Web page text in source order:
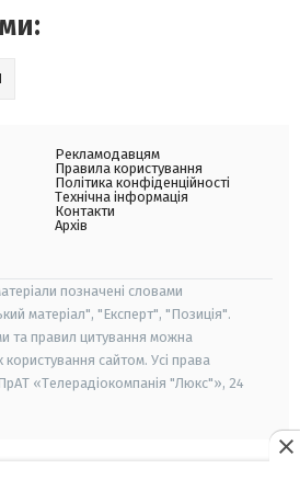
Рекламодавцям
Правила користування
Політика конфіденційності
Технічна інформація
Контакти
Архів
позначені словами
матеріал", "Експерт", "Позиція".
та правил цитування можна
сайтом. Усі права
«Телерадіокомпанія "Люкс"», 24